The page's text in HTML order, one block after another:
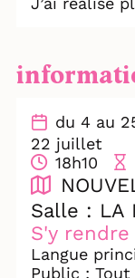
Saint-Céré.
fallait que je
pour trouver
intime et
échapper à
une forme
très jeunes
(théâtre,
Cette
ses états
mémoires à
du 4 au
22 juillet
18h10
Salle : LA
S'y rendre
Langue
Public :